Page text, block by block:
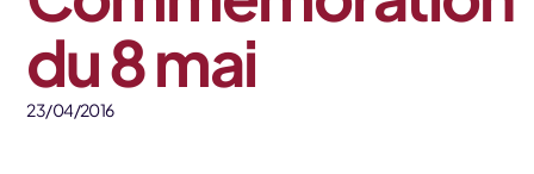
du 8 mai
23/04/2016